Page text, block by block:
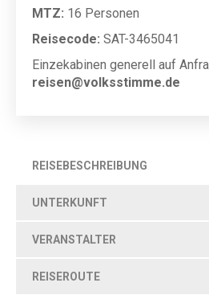
MTZ: 16 Personen
Reisecode: SAT-3465041
Einzekabinen generell auf
reisen@volksstimme.de
REISEBESCHREIBUNG
UNTERKUNFT
VERANSTALTER
REISEROUTE